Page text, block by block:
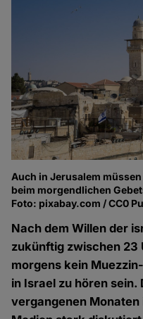
Auch in Jerusalem
beim morgendlichen
Foto: pixabay.com / CC0
Nach dem Willen der
zukünftig zwischen 23
morgens kein
in Israel zu hören sein.
vergangenen Monaten